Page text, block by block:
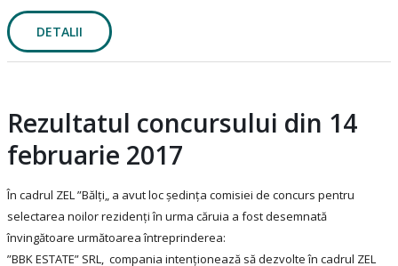
DETALII
Rezultatul concursului din 14
februarie 2017
În cadrul ZEL ”Bălți„ a avut loc ședința comisiei de concurs pentru
selectarea noilor rezidenți în urma căruia a fost desemnată
învingătoare următoarea întreprinderea:
”BBK ESTATE” SRL, compania intenționează să dezvolte în cadrul ZEL